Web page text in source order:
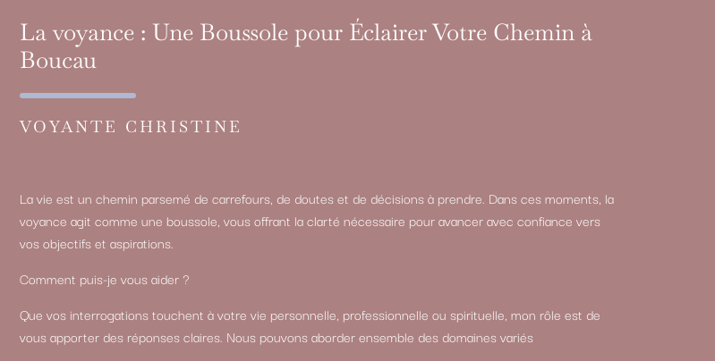
La voyance : Une Boussole pour Éclairer Votre Chemin à
Boucau
VOYANTE CHRISTINE
La vie est un chemin parsemé de carrefours, de doutes et de décisions à prendre. Dans ces moments, la
voyance agit comme une boussole, vous offrant la clarté nécessaire pour avancer avec confiance vers
vos objectifs et aspirations.
Comment puis-je vous aider ?
Que vos interrogations touchent à votre vie personnelle, professionnelle ou spirituelle, mon rôle est de
vous apporter des réponses claires. Nous pouvons aborder ensemble des domaines variés